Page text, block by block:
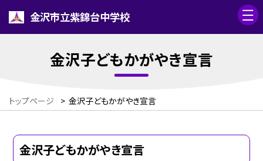
金沢市立紫錦台中学校
金沢子どもかがやき宣言
トップページ > 金沢子どもかがやき宣言
金沢子どもかがやき宣言